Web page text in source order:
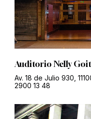
Auditorio Nelly
Av. 18 de Julio 930,
2900 13 48